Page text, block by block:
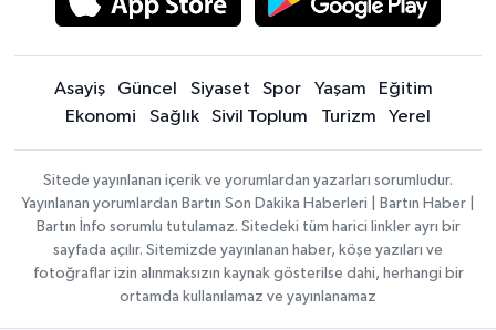
Asayiş Güncel Siyaset Spor Yaşam
Eğitim
Ekonomi
Sağlık Sivil Toplum Turizm Yerel
Sitede yayınlanan içerik ve yorumlardan yazarları sorumludur.
Yayınlanan yorumlardan Bartın Son Dakika Haberleri | Bartın Haber |
Bartın İnfo sorumlu tutulamaz. Sitedeki tüm harici linkler ayrı bir
sayfada açılır. Sitemizde yayınlanan haber, köşe yazıları ve
fotoğraflar izin alınmaksızın kaynak gösterilse dahi, herhangi bir
ortamda kullanılamaz ve yayınlanamaz